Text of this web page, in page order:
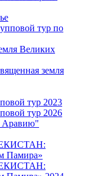
тур по
Великих
земля
тур 2023
тур 2026
Аравию"
Памира»